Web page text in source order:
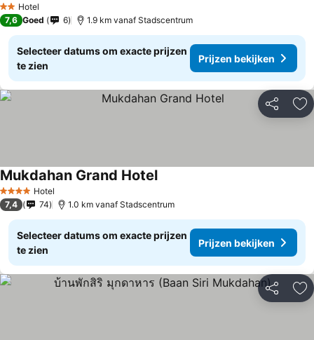
2 Sterren
Hotel
7,6 Goed 6 1.9 km vanaf Stadscentrum
Selecteer datums om exacte prijzen
te zien
Prijzen bekijken
Delen
4 SterrenHotel
Mukdahan Grand Hotel
7,4 74 1.0 km vanaf Stadscentrum
Selecteer datums om exacte prijzen
te zien
Prijzen bekijken
Delen